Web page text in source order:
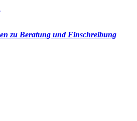
zu Beratung und Einschreibung